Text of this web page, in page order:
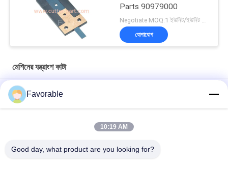
Parts 90979000
Negotiate MOQ:1 ইউনিট/ইউনিট অবহেলিত
যোগাযোগ
মেশিনের যন্ত্রাংশ কাটা
30595002 ড্রিল গ্রুভ .093 GT7250/5250/3250 অটো কাটার জন্য উপযুক্ত
গারবার কাটিং মেশিনের যন্ত্রাংশ TL - 267 ব্লেড ছুরি V-NOTCH 45 ডিগ্রী এক্স 5 /
Favorable
10:19 AM
Good day, what product are you looking for?